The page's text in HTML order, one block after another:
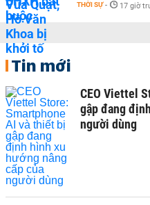
THỜI SỰ - 17 giờ
Tin mới
CEO Viettel
gập đang
người dùng